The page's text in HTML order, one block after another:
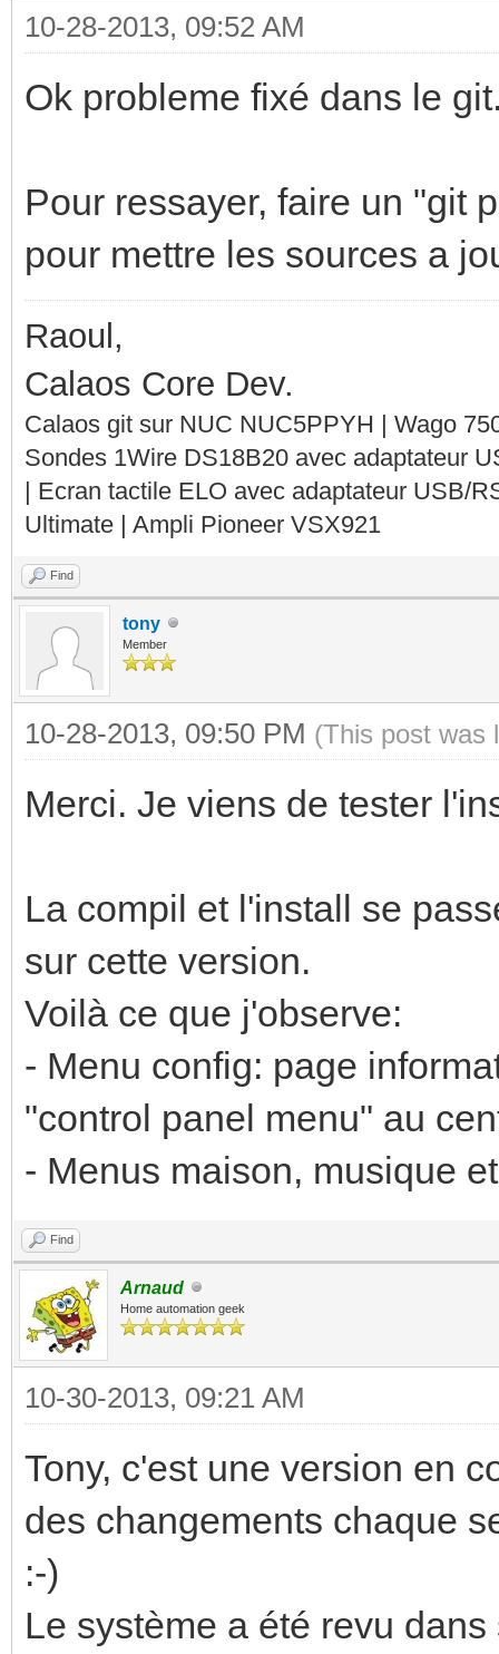
10-28-2013, 09:52 AM
Ok probleme fixé dans le
Pour ressayer, faire un "git
pour mettre les sources a
Raoul,
Calaos Core Dev.
Calaos git sur NUC NUC5PPYH | Wago
Sondes 1Wire DS18B20 avec adaptateur
| Ecran tactile ELO avec adaptateur USB/
Ultimate | Ampli Pioneer VSX921
Find
tony
Member
10-28-2013, 09:50 PM (This post was
Merci. Je viens de tester
La compil et l'install se
sur cette version.
Voilà ce que j'observe:
- Menu config: page
"control panel menu" au
- Menus maison, musique
Find
Arnaud
Home automation geek
10-30-2013, 09:21 AM
Tony, c'est une version en
des changements chaque
:-)
Le système a été revu